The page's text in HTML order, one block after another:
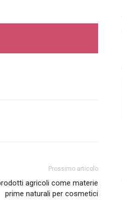
Prossimo articolo
agricoli come materie
prime naturali per cosmetici